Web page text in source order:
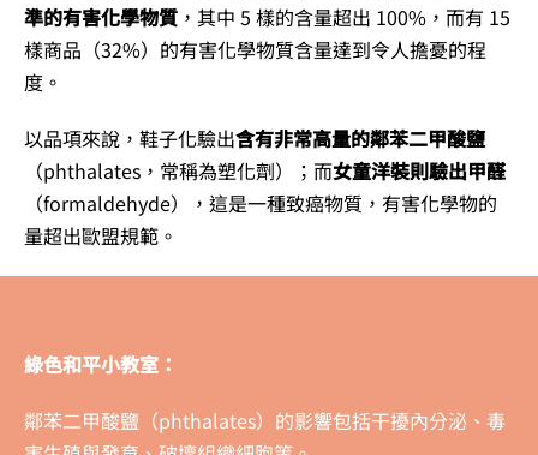
準的有害化學物質 ，其中 5 樣的含量超出 100%，而有 15
樣商品（32%）的有害化學物質含量達到令人擔憂的程
度。
以品項來說，鞋子化驗出含有非常高量的鄰苯二甲酸鹽
（phthalates，常稱為塑化劑）；而女童洋裝則驗出甲醛
（formaldehyde），這是一種致癌物質，有害化學物的
量超出歐盟規範。
綠色和平小教室：
鄰苯二甲酸鹽（phthalates）的影響包括干擾內分泌、毒